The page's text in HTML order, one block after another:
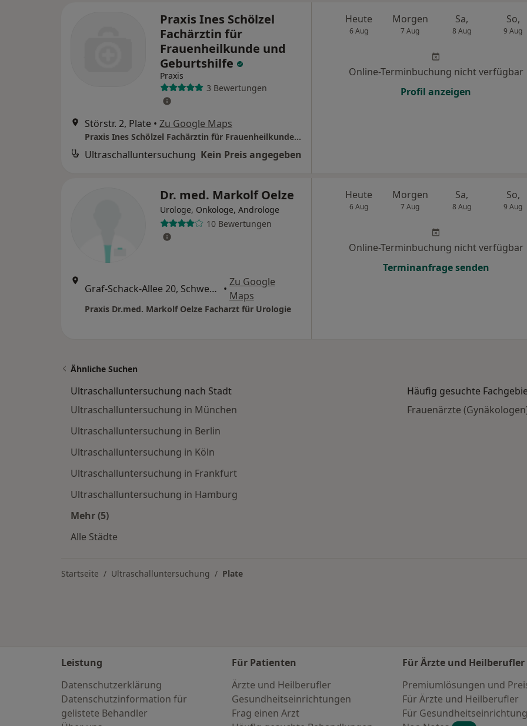
Praxis Ines Schölzel
Fachärztin für
Frauenheilkunde und
Geburtshilfe
Praxis
3 Bewertungen
Störstr. 2, Plate • Zu Google Maps
Praxis Ines Schölzel Fachärztin für Frauenheilkunde und Geburtshilfe
Ultraschalluntersuchung Kein Preis angegeben
Heute
6 Aug
Morgen
7 Aug
Sa,
8 Aug
So,
9 Aug
Online-Terminbuchung nicht verfügbar
Profil anzeigen
Dr. med. Markolf Oelze
Urologe, Onkologe, Androloge
10 Bewertungen
Graf-Schack-Allee 20, Schwerin •
Zu Google
Maps
Praxis Dr.med. Markolf Oelze Facharzt für Urologie
Heute
6 Aug
Morgen
7 Aug
Sa,
8 Aug
So,
9 Aug
Online-Terminbuchung nicht verfügbar
Terminanfrage senden
Ähnliche Suchen
Ultraschalluntersuchung nach Stadt
Ultraschalluntersuchung in München
Ultraschalluntersuchung in Berlin
Ultraschalluntersuchung in Köln
Ultraschalluntersuchung in Frankfurt
Ultraschalluntersuchung in Hamburg
Mehr (5)
Alle Städte
Häufig gesuchte
Frauenärzte
Startseite Ultraschalluntersuchung Plate
Leistung
Datenschutzerklärung
Datenschutzinformation für
gelistete Behandler
Für Patienten
Ärzte und Heilberufler
Gesundheitseinrichtungen
Frag einen Arzt
Für Ärzte und Heilberufler
Premiumlösungen und
Für Ärzte und Heilberufler
Für